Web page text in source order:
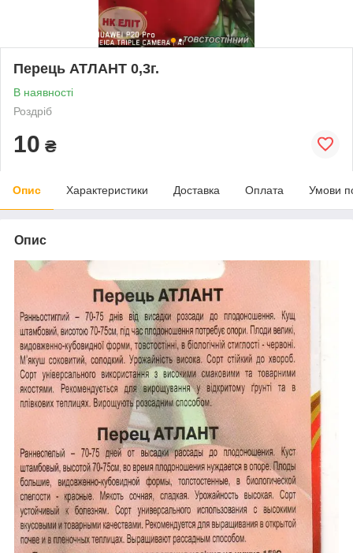
Перець АТЛАНТ 0,3г.
В наявності
Роздріб
10 ₴
Опис Характеристики Доставка Оплата Умови
Опис